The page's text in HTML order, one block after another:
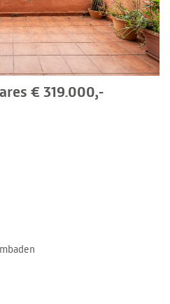
€ 319.000,-